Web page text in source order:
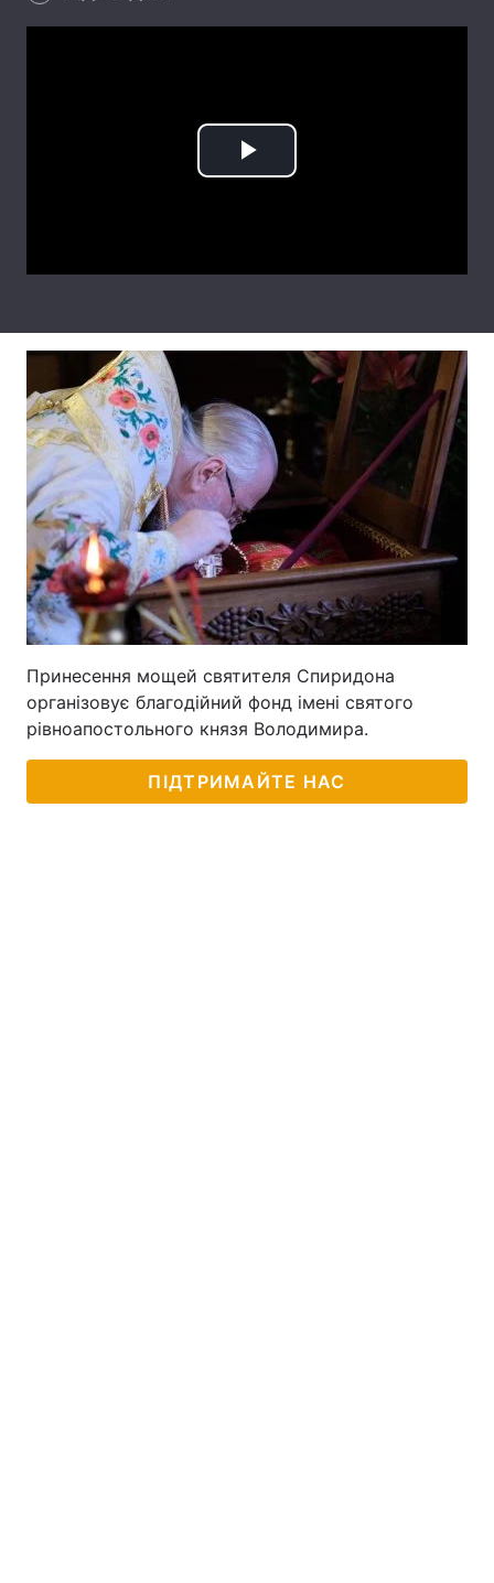
Play
Принесення мощей святителя Спиридона
організовує благодійний фонд імені святого
рівноапостольного князя Володимира.
ПІДТРИМАЙТЕ НАС